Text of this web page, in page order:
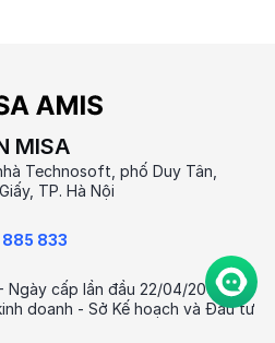
MISA
Technosoft, phố Duy Tân,
TP. Hà Nội
833
Ngày cấp lần đầu 22/04/2002 Cơ
doanh - Sở Kế hoạch và Đầu tư